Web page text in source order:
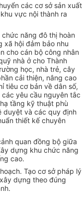
các cơ sở sản xuất
vực nội thành ra
năng đô thị hoàn
xã hội đảm bảo nhu
cho cán bộ công nhân
nhà ở cho Thành
học, nhà trẻ, cây
cải thiện, nâng cao
tiêu cơ bản về dân số,
yêu cầu nguyên tắc
tầng kỹ thuật phù
duyệt và các quy định
thiết kế chuyên
quan đồng bộ giữa
dựng khu chức năng
cao.
Tạo cơ sở pháp lý
dựng theo đúng